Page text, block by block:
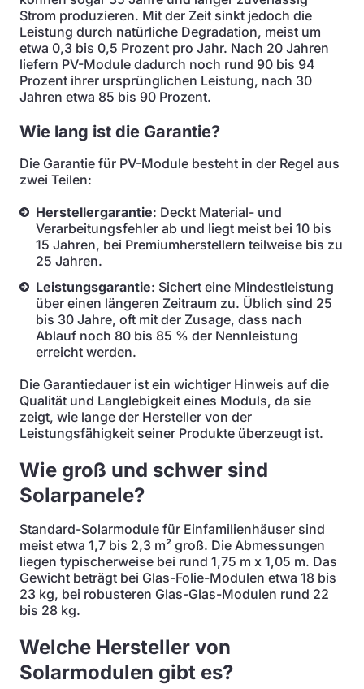
Strom produzieren. Mit der Zeit sinkt jedoch die
Leistung durch natürliche Degradation, meist um
etwa 0,3 bis 0,5 Prozent pro Jahr. Nach 20 Jahren
liefern PV-Module dadurch noch rund 90 bis 94
Prozent ihrer ursprünglichen Leistung, nach 30
Jahren etwa 85 bis 90 Prozent.
Wie lang ist die Garantie?
Die Garantie für PV-Module besteht in der Regel aus
zwei Teilen:
Herstellergarantie: Deckt Material- und
Verarbeitungsfehler ab und liegt meist bei 10 bis
15 Jahren, bei Premiumherstellern teilweise bis zu
25 Jahren.
Leistungsgarantie: Sichert eine Mindestleistung
über einen längeren Zeitraum zu. Üblich sind 25
bis 30 Jahre, oft mit der Zusage, dass nach
Ablauf noch 80 bis 85 % der Nennleistung
erreicht werden.
Die Garantiedauer ist ein wichtiger Hinweis auf die
Qualität und Langlebigkeit eines Moduls, da sie
zeigt, wie lange der Hersteller von der
Leistungsfähigkeit seiner Produkte überzeugt ist.
Wie groß und schwer sind
Solarpanele?
Standard-Solarmodule für Einfamilienhäuser sind
meist etwa 1,7 bis 2,3 m² groß. Die Abmessungen
liegen typischerweise bei rund 1,75 m x 1,05 m. Das
Gewicht beträgt bei Glas-Folie-Modulen etwa 18 bis
23 kg, bei robusteren Glas-Glas-Modulen rund 22
bis 28 kg.
Welche Hersteller von
Solarmodulen gibt es?